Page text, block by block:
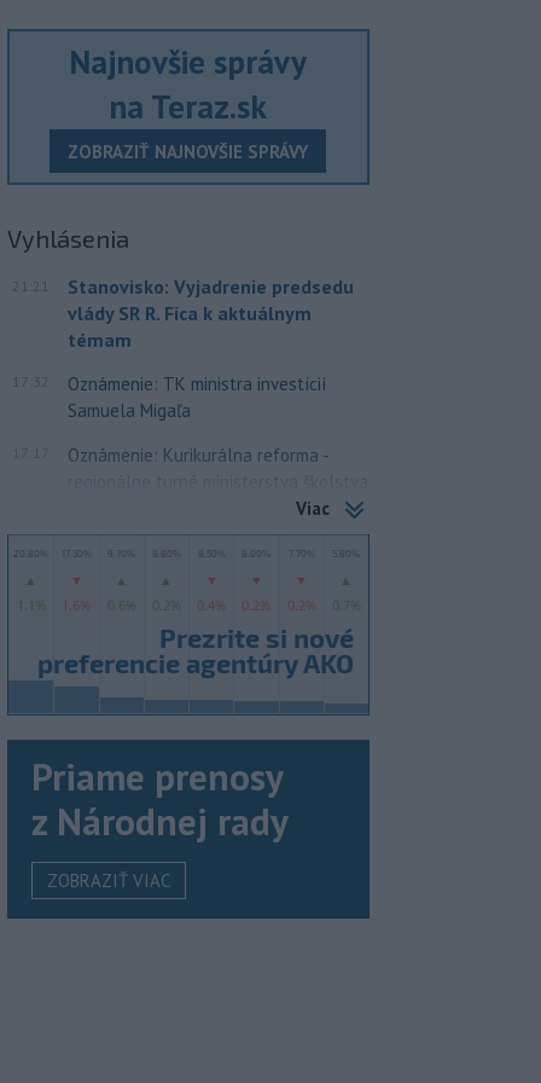
Najnovšie správy
na Teraz.sk
ZOBRAZIŤ NAJNOVŠIE SPRÁVY
Vyhlásenia
21:21
Stanovisko: Vyjadrenie predsedu
vlády SR R. Fica k aktuálnym
témam
17:32
Oznámenie: TK ministra investícií
Samuela Migaľa
Oznámenie: Kurikurálna reforma -
regionálne turné ministerstva školstva
Viac
Priame prenosy
z Národnej rady
ZOBRAZIŤ VIAC